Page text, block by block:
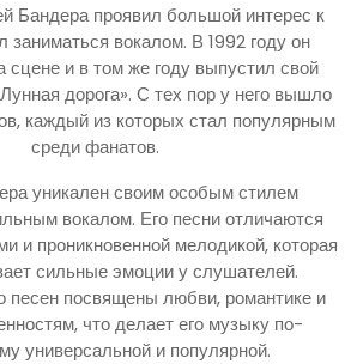
Бандера проявил большой интерес к
заниматься вокалом. В 1992 году он
сцене и в том же году выпустил свой
дорога». С тех пор у него вышло
каждый из которых стал популярным
среди фанатов.
уникален своим особым стилем
вокалом. Его песни отличаются
и проникновенной мелодикой, которая
сильные эмоции у слушателей.
песен посвящены любви, романтике и
что делает его музыку по-
универсальной и популярной.